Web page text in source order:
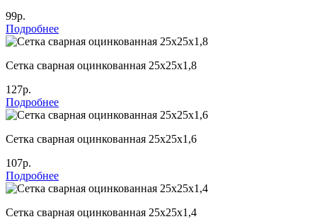
99р.
Подробнее
Сетка сварная оцинкованная 25х25х1,8
127р.
Подробнее
Сетка сварная оцинкованная 25х25х1,6
107р.
Подробнее
Сетка сварная оцинкованная 25х25х1,4